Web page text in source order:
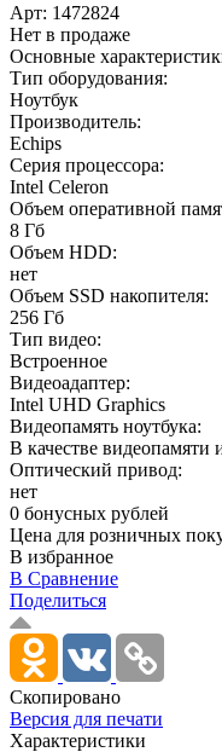
Арт: 1472824
Нет в продаже
Основные
Тип оборудования:
Ноутбук
Производитель:
Echips
Серия процессора:
Intel Celeron
Объем оперативной
8 Гб
Объем HDD:
нет
Объем SSD накопителя:
256 Гб
Тип видео:
Встроенное
Видеоадаптер:
Intel UHD Graphics
Видеопамять ноутбука:
В качестве видеопамяти
Оптический привод:
нет
0 бонусных рублей
Цена для розничных
В избранное
В Сравнение
Поделиться
Скопировано
Версия для печати
Характеристики